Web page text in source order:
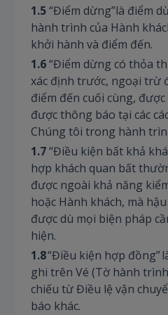
1.5“Điểm dừng”là điểm
hành trình của Hành
khởi hành và điểm đến.
1.6“Điểm dừng có thỏa
xác định trước, ngoại trừ
điểm đến cuối cùng,
được thông báo tại các
Chúng tôi trong hành
1.7“Điều kiện bất khả
hợp khách quan bất
được ngoài khả năng
hoặc Hành khách, mà
được dù mọi biện pháp
hiện.
1.8“Điều kiện hợp đồng”
ghi trên Vé (Tờ hành
chiếu từ Điều lệ vận
báo khác.